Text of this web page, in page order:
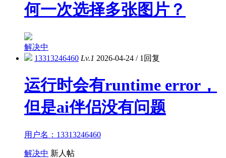
何一次选择多张图片？
解决中
13313246460 Lv.1 2026-04-24 /1回复
运行时会有runtime error，
但是ai伴侣没有问题
用户名：13313246460
解决中 新人帖